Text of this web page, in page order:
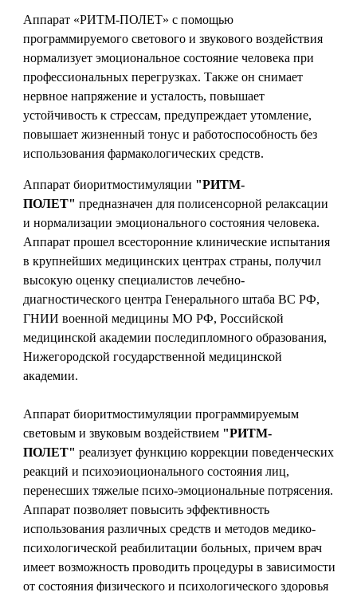
Аппарат «РИТМ-ПОЛЕТ» с помощью
программируемого светового и звукового воздействия
нормализует эмоциональное состояние человека при
профессиональных перегрузках. Также он снимает
нервное напряжение и усталость, повышает
устойчивость к стрессам, предупреждает утомление,
повышает жизненный тонус и работоспособность без
использования фармакологических средств.
Аппарат биоритмостимуляции "РИТМ-
ПОЛЕТ" предназначен для полисенсорной релаксации
и нормализации эмоционального состояния человека.
Аппарат прошел всесторонние клинические испытания
в крупнейших медицинских центрах страны, получил
высокую оценку специалистов лечебно-
диагностического центра Генерального штаба ВС РФ,
ГНИИ военной медицины МО РФ, Российской
медицинской академии последипломного образования,
Нижегородской государственной медицинской
академии.
Аппарат биоритмостимуляции программируемым
световым и звуковым воздействием "РИТМ-
ПОЛЕТ" реализует функцию коррекции поведенческих
реакций и психоэиоционального состояния лиц,
перенесших тяжелые психо-эмоциональные потрясения.
Аппарат позволяет повысить эффективность
использования различных средств и методов медико-
психологической реабилитации больных, причем врач
имеет возможность проводить процедуры в зависимости
от состояния физического и психологического здоровья